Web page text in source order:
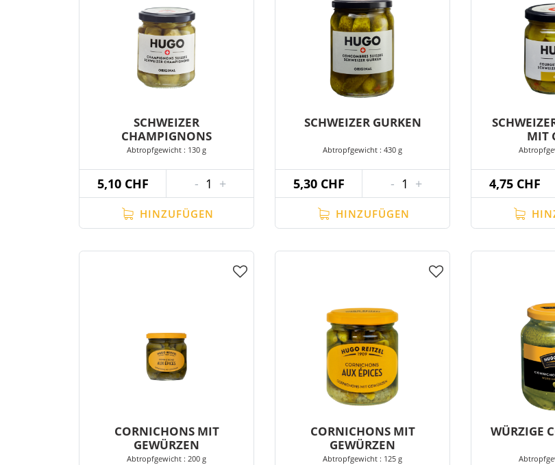
SCHWEIZER
CHAMPIGNONS
Abtropfgewicht : 130 g
5,10 CHF - 1 +
HINZUFÜGEN
SCHWEIZER GURKEN
Abtropfgewicht : 430 g
5,30 CHF - 1 +
HINZUFÜGEN
MIT
4,75 CHF
CORNICHONS MIT
GEWÜRZEN
Abtropfgewicht : 200 g
CORNICHONS MIT
GEWÜRZEN
Abtropfgewicht : 125 g
WÜRZIGE